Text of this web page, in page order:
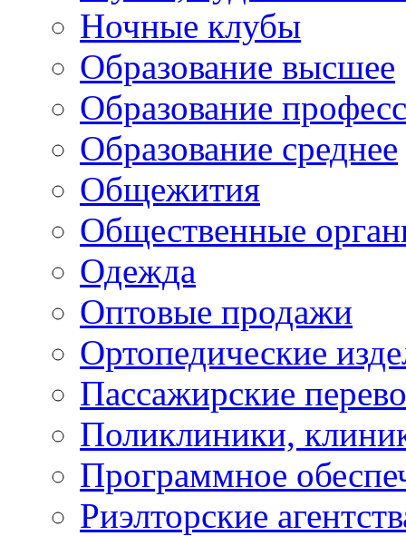
Ночные клубы
Образование высшее
Образование
Образование среднее
Общежития
Общественные
Одежда
Оптовые продажи
Ортопедические
Пассажирские
Поликлиники,
Программное
Риэлторские